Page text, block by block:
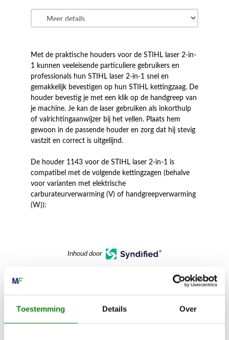
Toestemming Details Over
Met de praktische houders voor de STIHL laser 2-in-
1 kunnen veeleisende particuliere gebruikers en
professionals hun STIHL laser 2-in-1 snel en
gemakkelijk bevestigen op hun STIHL kettingzaag. De
houder bevestig je met een klik op de handgreep van
je machine. Je kan de laser gebruiken als inkorthulp
of valrichtingaanwijzer bij het vellen. Plaats hem
gewoon in de passende houder en zorg dat hij stevig
vastzit en correct is uitgelijnd.
De houder 1143 voor de STIHL laser 2-in-1 is
compatibel met de volgende kettingzagen (behalve
voor varianten met elektrische
carburateurverwarming (V) of handgreepverwarming
(W)):
Inhoud door
MECHANISATIE FRANEKER